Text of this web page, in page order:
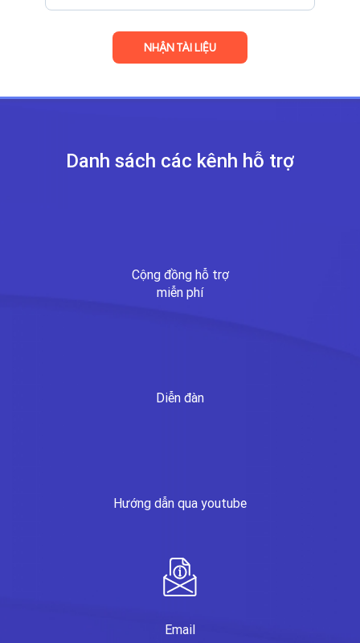
Danh sách các kênh hỗ trợ
Cộng đồng hỗ trợ
miễn phí
Diễn đàn
Hướng dẫn qua youtube
Email